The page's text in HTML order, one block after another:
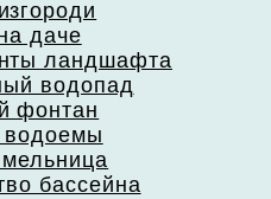
даче
ландшафта
водопад
фонтан
бассейна